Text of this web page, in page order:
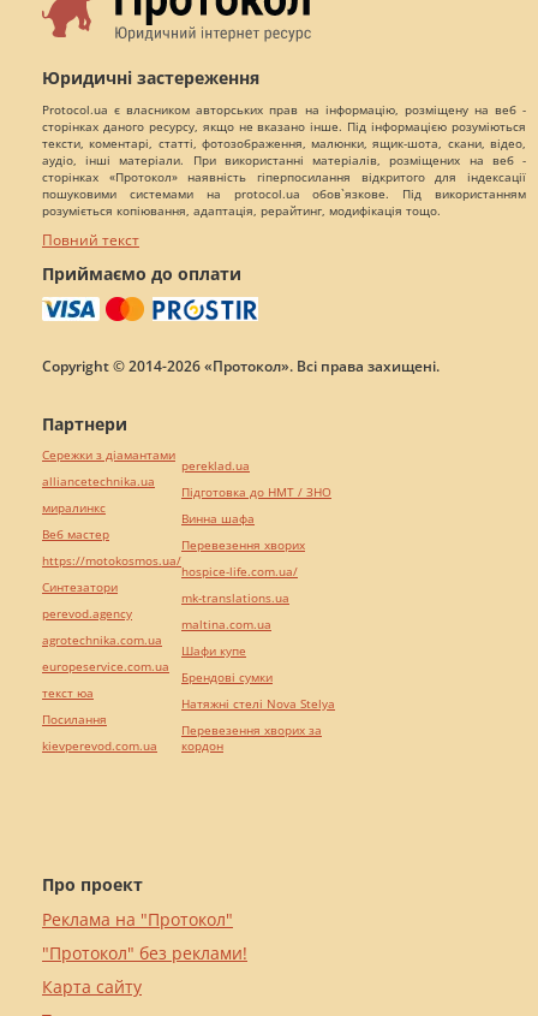
Юридичні застереження
Protocol.ua є власником авторських прав на інформацію, розміщену на веб -
сторінках даного ресурсу, якщо не вказано інше. Під інформацією розуміються
тексти, коментарі, статті, фотозображення, малюнки, ящик-шота, скани, відео,
аудіо, інші матеріали. При використанні матеріалів, розміщених на веб -
сторінках «Протокол» наявність гіперпосилання відкритого для індексації
пошуковими системами на protocol.ua обов`язкове. Під використанням
розуміється копіювання, адаптація, рерайтинг, модифікація тощо.
Повний текст
Приймаємо до оплати
Copyright © 2014-2026 «Протокол». Всі права захищені.
Про проект
Реклама на "Протокол"
"Протокол" без реклами!
Карта сайту
Партнери
Сережки з діамантами
alliancetechnika.ua
миралинкс
Веб мастер
https://motokosmos.ua/
Синтезатори
perevod.agency
agrotechnika.com.ua
europeservice.com.ua
текст юа
Посилання
kievperevod.com.ua
pereklad.ua
Підготовка до НМТ / ЗНО
Винна шафа
Перевезення хворих
hospice-life.com.ua/
mk-translations.ua
maltina.com.ua
Шафи купе
Брендові сумки
Натяжні стелі Nova Stelya
Перевезення хворих за
кордон